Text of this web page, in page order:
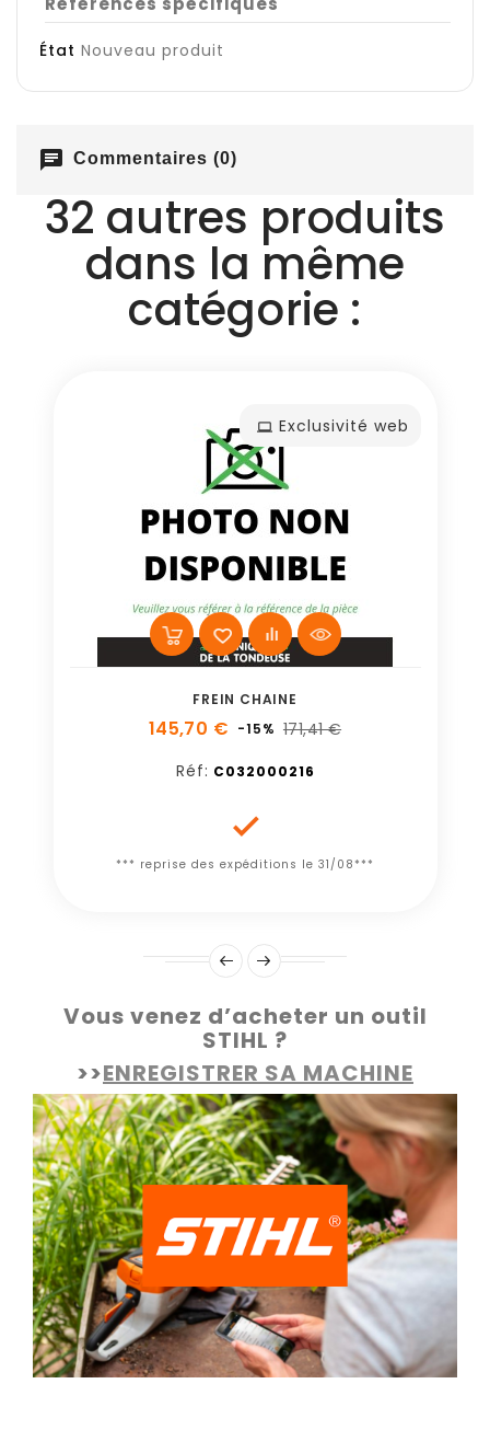
État Nouveau produit
chat Commentaires (0)
32 autres produits
dans la même
catégorie :
Exclusivité web
FREIN CHAINE
145,70 € -15% 171,41 €
Réf: C032000216

*** reprise des expéditions le 31/08***
Vous venez d’acheter un outil
STIHL ?
>>ENREGISTRER SA MACHINE